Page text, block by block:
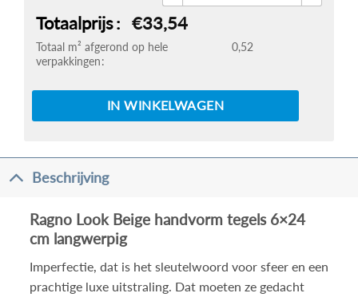
Totaal m² afgerond op hele
verpakkingen
0,52
Totaalprijs €33,54
IN WINKELWAGEN
Beschrijving
Ragno Look Beige handvorm tegels 6×24
cm langwerpig
Imperfectie, dat is het sleutelwoord voor sfeer en een
prachtige luxe uitstraling. Dat moeten ze gedacht